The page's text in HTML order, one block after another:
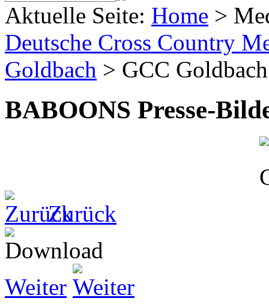
Aktuelle Seite: Home >
Deutsche Cross Country
Goldbach > GCC Goldbach
BABOONS Presse-
Zurück
Weiter